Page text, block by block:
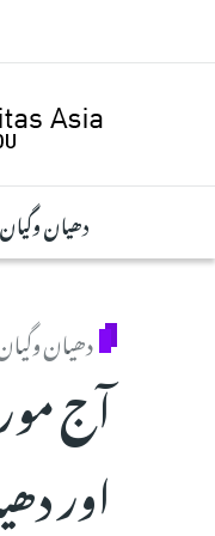
دھیان وگیان
دھیان
اور